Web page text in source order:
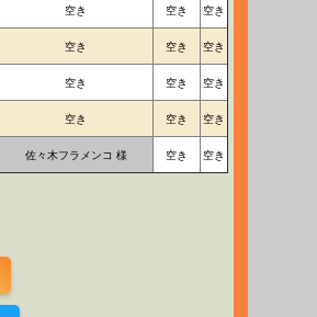
空き 空き 空き
空き 空き 空き
空き 空き 空き
空き 空き 空き
佐々木フラメンコ 様 空き 空き